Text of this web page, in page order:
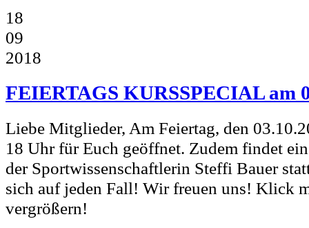
18
09
2018
FEIERTAGS KURSSPECIAL am
Liebe Mitglieder, Am Feiertag, den
18 Uhr für Euch geöffnet. Zudem findet
der Sportwissenschaftlerin Steffi Bauer
sich auf jeden Fall! Wir freuen uns! Klick
vergrößern!